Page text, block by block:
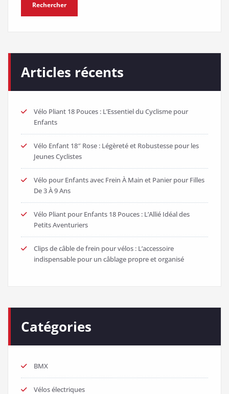
Rechercher
Articles récents
Vélo Pliant 18 Pouces : L’Essentiel du Cyclisme pour
Enfants
Vélo Enfant 18″ Rose : Légèreté et Robustesse pour les
Jeunes Cyclistes
Vélo pour Enfants avec Frein À Main et Panier pour Filles
De 3 À 9 Ans
Vélo Pliant pour Enfants 18 Pouces : L’Allié Idéal des
Petits Aventuriers
Clips de câble de frein pour vélos : L’accessoire
indispensable pour un câblage propre et organisé
Catégories
BMX
Vélos électriques